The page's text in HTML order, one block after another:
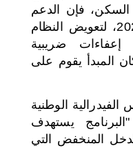
فإن الدعم
سيمتد للفترة 2024 حتى 2028، لتعويض النظام
ضريبية
المبدأ يقوم على
الوطنية
يستهدف
المنخفض التي